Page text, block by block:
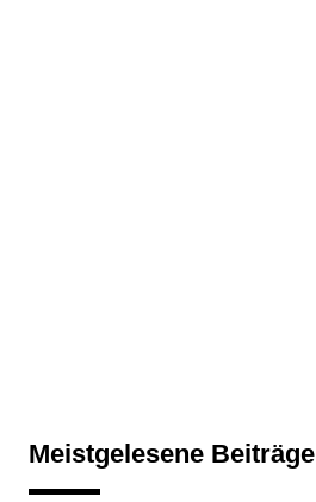
Meistgelesene Beiträge